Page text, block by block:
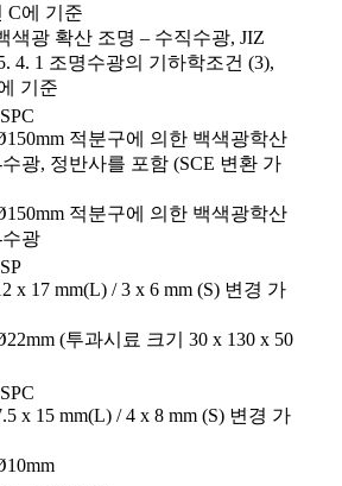
C에 기준
색광 확산 조명 – 수직수광, JIZ
4. 1 조명수광의 기하학조건 (3),
기준
적분구에 의한 백색광학산
광, 정반사를 포함 (SCE 변환 가
적분구에 의한 백색광학산
수광
x 17 mm(L) / 3 x 6 mm (S) 변경 가
(투과시료 크기 30 x 130 x 50
x 15 mm(L) / 4 x 8 mm (S) 변경 가